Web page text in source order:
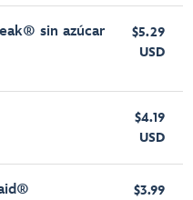
sin azúcar
$5.29
USD
$4.19
USD
$3.99